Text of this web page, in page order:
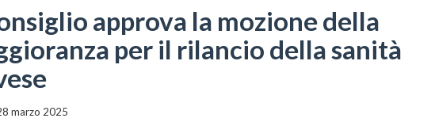
approva la mozione della
per il rilancio della sanità
marzo 2025